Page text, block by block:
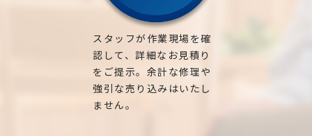
スタッフが作業現場を確
認して、詳細なお見積り
をご提示。余計な修理や
強引な売り込みはいたし
ません。